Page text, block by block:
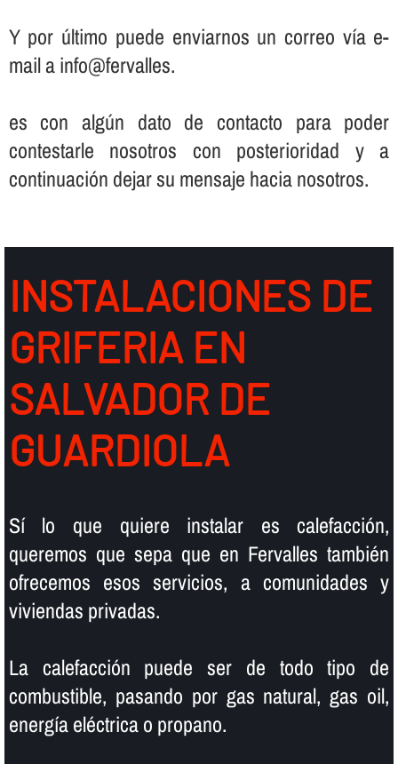
Y por último puede enviarnos un correo ví­a e-
mail a info@fervalles.
es con algún dato de contacto para poder
contestarle nosotros con posterioridad y a
continuación dejar su mensaje hacia nosotros.
INSTALACIONES DE
GRIFERIA EN
SALVADOR DE
GUARDIOLA
Sí­ lo que quiere instalar es calefacción,
queremos que sepa que en Fervalles también
ofrecemos esos servicios, a comunidades y
viviendas privadas.
La calefacción puede ser de todo tipo de
combustible, pasando por gas natural, gas oil,
energí­a eléctrica o propano.